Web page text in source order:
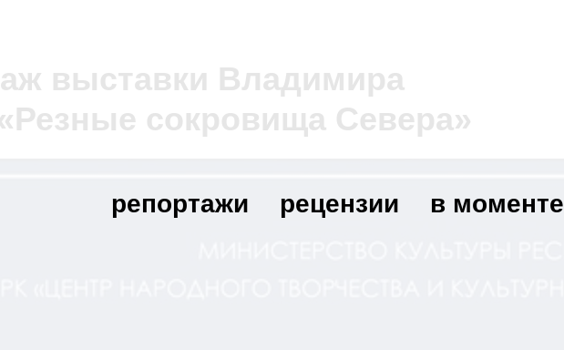
репортажи рецензии в моменте
выставки Владимира
сокровища Севера»